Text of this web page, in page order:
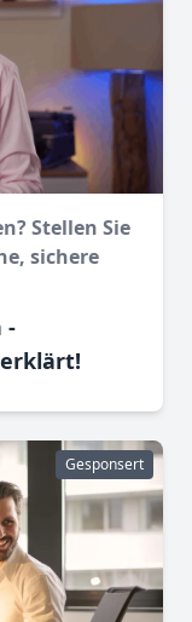
Stellen Sie
sichere
-
Gesponsert